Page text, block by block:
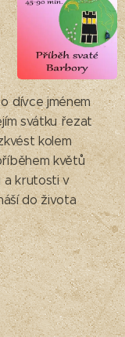
dívce jménem
svátku řezat
kolem
květů
a krutosti v
do života